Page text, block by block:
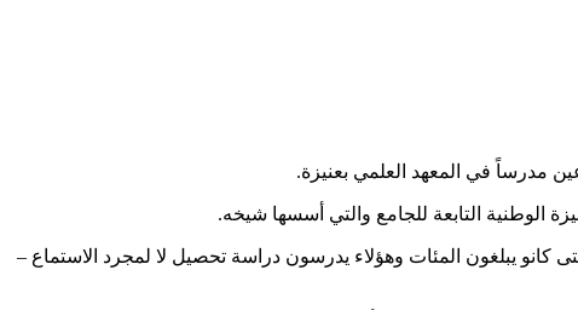
مدرساً في المعهد العلمي بعنيزة.
الوطنية التابعة للجامع والتي أسسها شيخه.
يبلغون المئات وهؤلاء يدرسون دراسة تحصيل لا لمجرد الاستماع –